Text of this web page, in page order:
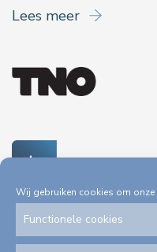
Wij gebruiken cookies om
Functionele cookies
Lees meer